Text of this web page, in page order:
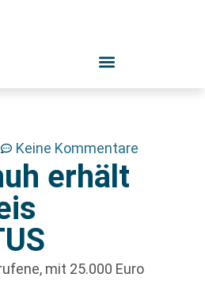
Keine Kommentare
erhält
mit 25.000 Euro